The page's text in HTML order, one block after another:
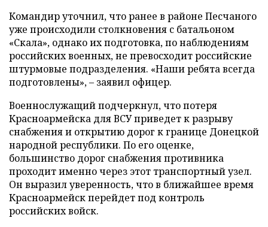
Командир уточнил, что ранее в районе Песчаного
уже происходили столкновения с батальоном
«Скала», однако их подготовка, по наблюдениям
российских военных, не превосходит российские
штурмовые подразделения. «Наши ребята всегда
подготовлены», – заявил офицер.
Военнослужащий подчеркнул, что потеря
Красноармейска для ВСУ приведет к разрыву
снабжения и открытию дорог к границе Донецкой
народной республики. По его оценке,
большинство дорог снабжения противника
проходит именно через этот транспортный узел.
Он выразил уверенность, что в ближайшее время
Красноармейск перейдет под контроль
российских войск.